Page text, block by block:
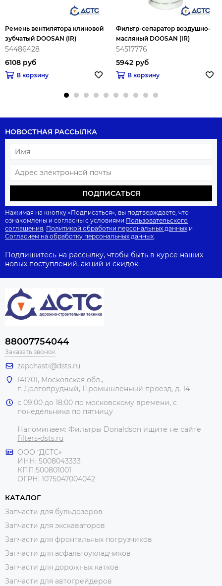
Ремень вентилятора клиновой
зубчатый DOOSAN (IR)
54486428
6108 руб
В корзину
Фильтр-сепаратор воздушно-
масляный DOOSAN (IR)
54517776
5942 руб
В корзину
НОВОСТНАЯ РАССЫЛКА
ПОДПИСАТЬСЯ
Нажимая на кнопку «Подписаться», вы подтверждаете, что
ознакомлены и согласны с условиями Пользовательского
соглашения Политикой обработки персональных данных и
Согласием на обработку персональных данных
Подпишитесь на рассылку, чтобы быть в курсе наших
новых поступлений, акций и скидок.
88007754044
Заказать звонок
zapchasti@dsts.ru
141701, Московская обл.,
г. Долгопрудный, Промышленный проезд, д. 14
с 09:00 до 18:00 по московскому времени, с
понедельника по пятницу
Напоминаем: Фильтры Donaldson ищите не сайте
filters-dsts.ru
ООО “ДСТС»
ИНН: 5008043333
КПП:500801001
ОГРН: 1075047004042
КАТАЛОГ
Запчасти для бульдозеров
Запчасти для экскаваторов
Запчасти для фронтальных погрузчиков
Запчасти для асфальтоукладчиков
Запчасти для дорожных катков
Запчасти для автогрейдеров